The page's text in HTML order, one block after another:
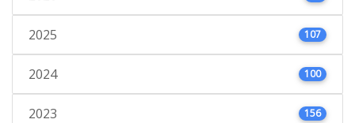
2025 107
2024 100
2023 156